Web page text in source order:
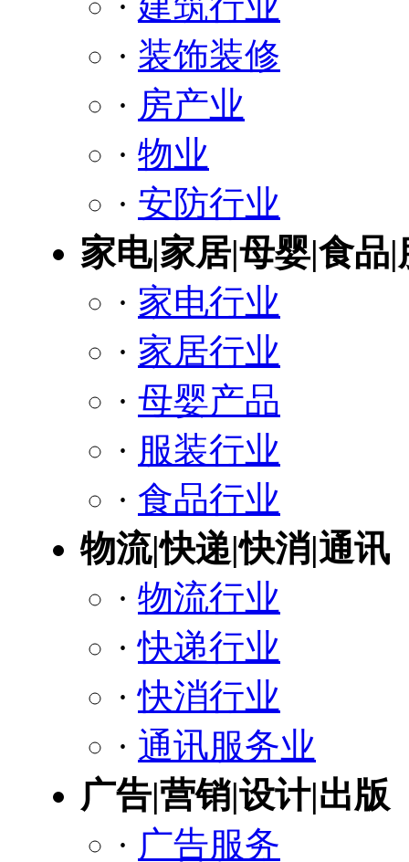
· 装饰装修
· 房产业
· 物业
· 安防行业
家电|家居|母婴|食品|
· 家电行业
· 家居行业
· 母婴产品
· 服装行业
· 食品行业
物流|快递|快消|通讯
· 物流行业
·快递行业
·快消行业
· 通讯服务业
广告|营销|设计|出版
· 广告服务